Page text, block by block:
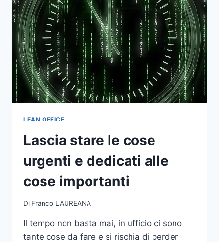
LEAN OFFICE
Lascia stare le cose
urgenti e dedicati alle
cose importanti
Di Franco LAUREANA
Il tempo non basta mai, in ufficio ci sono
tante cose da fare e si rischia di perder